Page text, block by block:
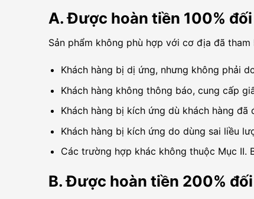
A. Được hoàn tiền 100%
Sản phẩm không phù hợp với cơ địa đã
Khách hàng bị dị ứng, nhưng không phải
Khách hàng không thông báo, cung cấp
Khách hàng bị kích ứng dù khách hàng
Khách hàng bị kích ứng do dùng sai liều
Các trường hợp khác không thuộc Mục II.
B. Được hoàn tiền 200%